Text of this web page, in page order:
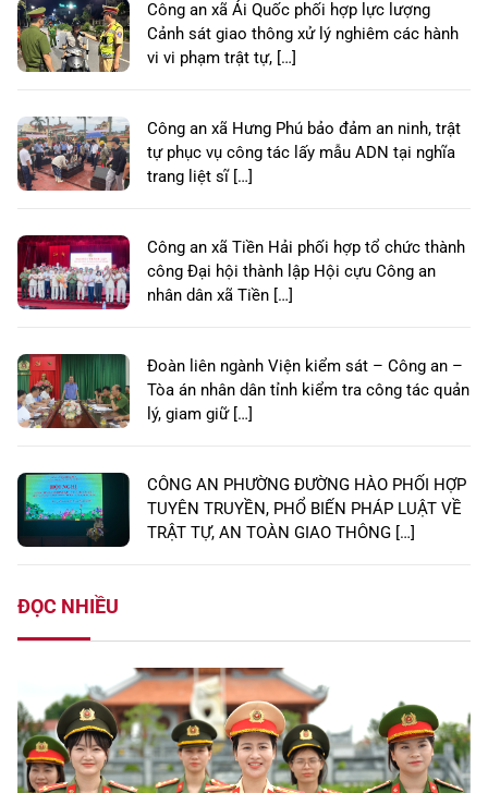
Công an xã Ái Quốc phối hợp lực lượng
Cảnh sát giao thông xử lý nghiêm các hành
vi vi phạm trật tự, […]
Công an xã Hưng Phú bảo đảm an ninh, trật
tự phục vụ công tác lấy mẫu ADN tại nghĩa
trang liệt sĩ […]
Công an xã Tiền Hải phối hợp tổ chức thành
công Đại hội thành lập Hội cựu Công an
nhân dân xã Tiền […]
Đoàn liên ngành Viện kiểm sát – Công an –
Tòa án nhân dân tỉnh kiểm tra công tác quản
lý, giam giữ […]
CÔNG AN PHƯỜNG ĐƯỜNG HÀO PHỐI HỢP
TUYÊN TRUYỀN, PHỔ BIẾN PHÁP LUẬT VỀ
TRẬT TỰ, AN TOÀN GIAO THÔNG […]
ĐỌC NHIỀU